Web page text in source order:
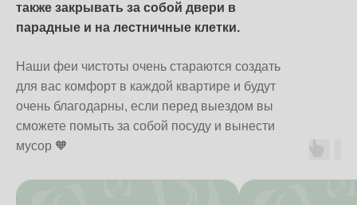
также закрывать за собой двери в
парадные и на лестничные клетки.
Наши феи чистоты очень стараются создать
для вас комфорт в каждой квартире и будут
очень благодарны, если перед выездом вы
сможете помыть за собой посуду и вынести
мусор 🧡